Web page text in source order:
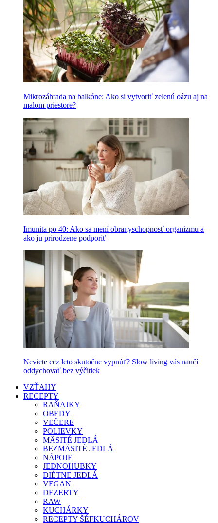
Mikrozáhrada na balkóne: Ako si vytvoriť zelenú oázu aj na
malom priestore?
Imunita po 40: Ako sa mení obranyschopnosť organizmu a
ako ju prirodzene podporiť
Neviete cez leto skutočne vypnúť? Slow living vás naučí
oddychovať bez výčitiek
VZŤAHY
RECEPTY
RAŇAJKY
OBEDY
VEČERE
POLIEVKY
MÄSITÉ JEDLÁ
BEZMÄSITÉ JEDLÁ
NÁPOJE
JEDNOHUBKY
DIÉTNE JEDLÁ
VEGAN
DEZERTY
RAW
KUCHÁRKY
RECEPTY ŠÉFKUCHÁROV